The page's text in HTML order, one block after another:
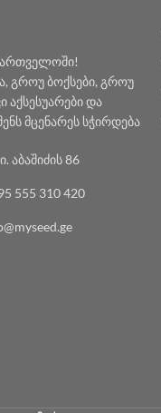
გროუ ბოქსები, გროუ
აქსესუარები და
მცენარეს სჭირდება
აბაშიძის 86
555 310 420